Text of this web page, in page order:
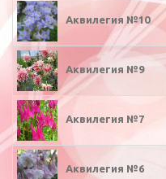
Аквилегия №10
Аквилегия №9
Аквилегия №7
Аквилегия №6